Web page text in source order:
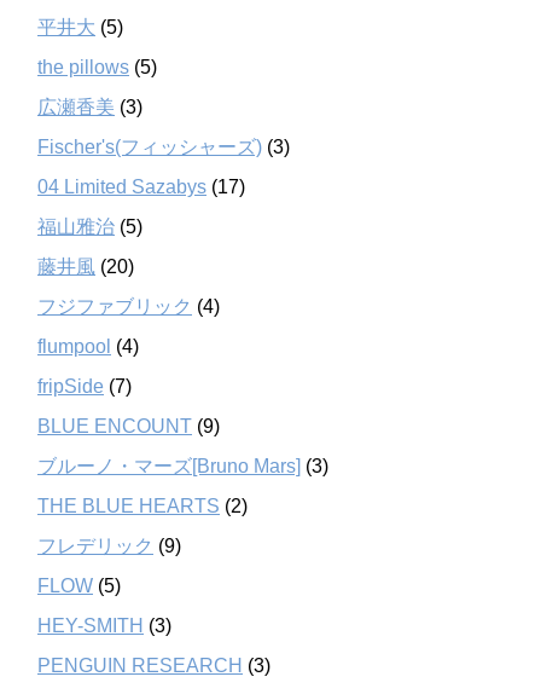
平井大 (5)
the pillows (5)
広瀬香美 (3)
Fischer's(フィッシャーズ) (3)
04 Limited Sazabys (17)
福山雅治 (5)
藤井風 (20)
フジファブリック (4)
flumpool (4)
fripSide (7)
BLUE ENCOUNT (9)
ブルーノ・マーズ[Bruno Mars] (3)
THE BLUE HEARTS (2)
フレデリック (9)
FLOW (5)
HEY-SMITH (3)
PENGUIN RESEARCH (3)